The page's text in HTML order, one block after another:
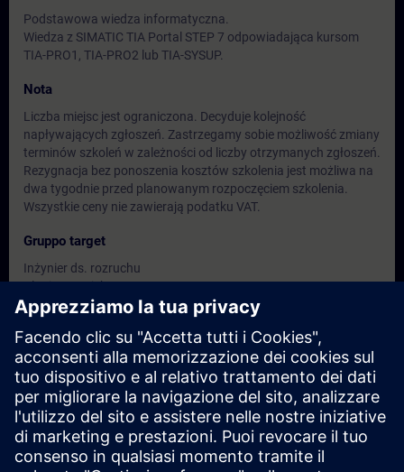
Podstawowa wiedza informatyczna.
Wiedza z SIMATIC TIA Portal STEP 7 odpowiadająca kursom
TIA-PRO1, TIA-PRO2 lub TIA-SYSUP.
Nota
Liczba miejsc jest ograniczona. Decyduje kolejność
napływających zgłoszeń. Zastrzegamy sobie możliwość zmiany
terminów szkoleń w zależności od liczby otrzymanych zgłoszeń.
Rezygnacja bez ponoszenia kosztów szkolenia jest możliwa na
dwa tygodnie przed planowanym rozpoczęciem szkolenia.
Wszystkie ceny nie zawierają podatku VAT.
Gruppo target
Inżynier ds. rozruchu
Planista projektu
Kierownik produkcji
Programista aplikacji
Date e registrazione
Attualmente non ci sono eventi disponibili
Inseritevi nell'elenco dei richiedenti e riceverete una notifica non
appena saranno disponibili nuove date.